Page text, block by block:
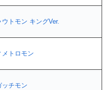
ウトモン キングVer.
メトロモン
ッチモン